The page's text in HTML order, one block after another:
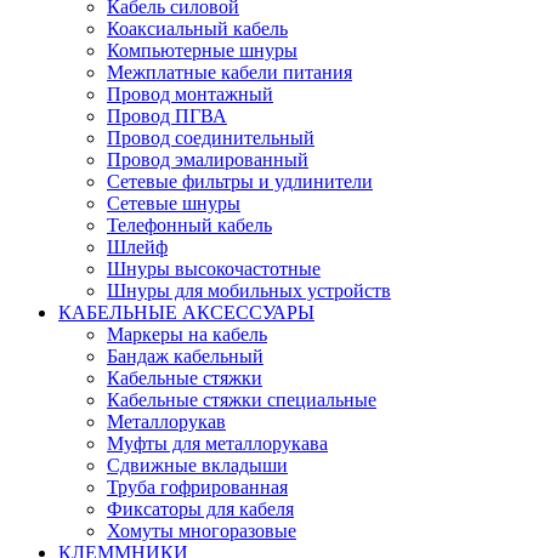
Кабель силовой
Коаксиальный кабель
Компьютерные шнуры
Межплатные кабели питания
Провод монтажный
Провод ПГВА
Провод соединительный
Провод эмалированный
Сетевые фильтры и удлинители
Сетевые шнуры
Телефонный кабель
Шлейф
Шнуры высокочастотные
Шнуры для мобильных устройств
КАБЕЛЬНЫЕ АКСЕССУАРЫ
Маркеры на кабель
Бандаж кабельный
Кабельные стяжки
Кабельные стяжки специальные
Металлорукав
Муфты для металлорукава
Сдвижные вкладыши
Труба гофрированная
Фиксаторы для кабеля
Хомуты многоразовые
КЛЕММНИКИ